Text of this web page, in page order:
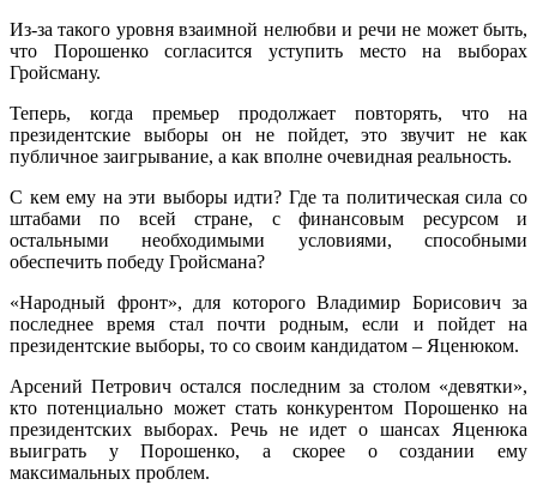
Из-за такого уровня взаимной нелюбви и речи не может быть,
что Порошенко согласится уступить место на выборах
Гройсману.
Теперь, когда премьер продолжает повторять, что на
президентские выборы он не пойдет, это звучит не как
публичное заигрывание, а как вполне очевидная реальность.
С кем ему на эти выборы идти? Где та политическая сила со
штабами по всей стране, с финансовым ресурсом и
остальными необходимыми условиями, способными
обеспечить победу Гройсмана?
«Народный фронт», для которого Владимир Борисович за
последнее время стал почти родным, если и пойдет на
президентские выборы, то со своим кандидатом – Яценюком.
Арсений Петрович остался последним за столом «девятки»,
кто потенциально может стать конкурентом Порошенко на
президентских выборах. Речь не идет о шансах Яценюка
выиграть у Порошенко, а скорее о создании ему
максимальных проблем.